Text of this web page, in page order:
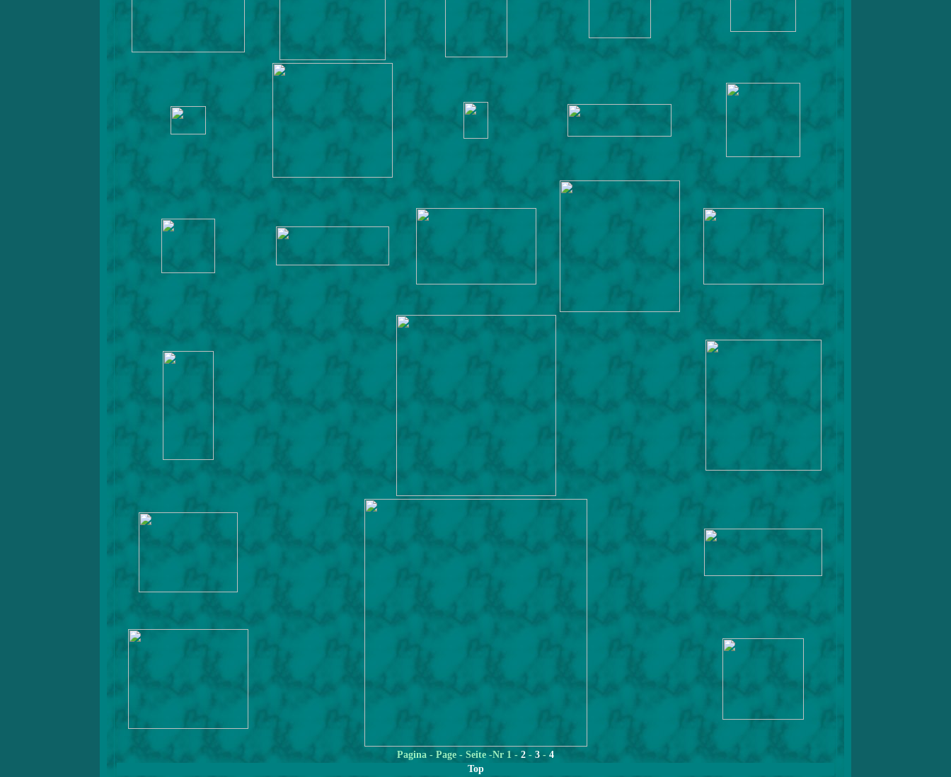
Pagina - Page - Seite -Nr 1 - 2 - 3 - 4
Top